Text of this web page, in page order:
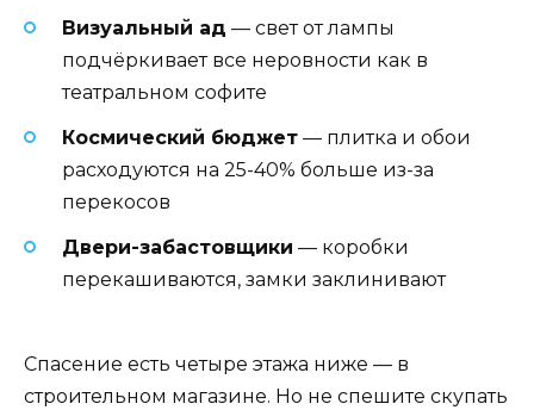
Визуальный ад — свет от лампы
подчёркивает все неровности как в
театральном софите
Космический бюджет — плитка и обои
расходуются на 25-40% больше из-за
перекосов
Двери-забастовщики — коробки
перекашиваются, замки заклинивают
Спасение есть четыре этажа ниже — в
строительном магазине. Но не спешите скупать